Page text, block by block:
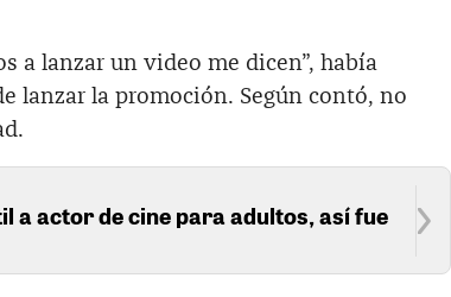
a lanzar un video me dicen”, había
lanzar la promoción. Según contó, no
a actor de cine para adultos, así fue